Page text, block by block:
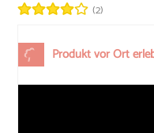
Produkt vor Ort
(2)